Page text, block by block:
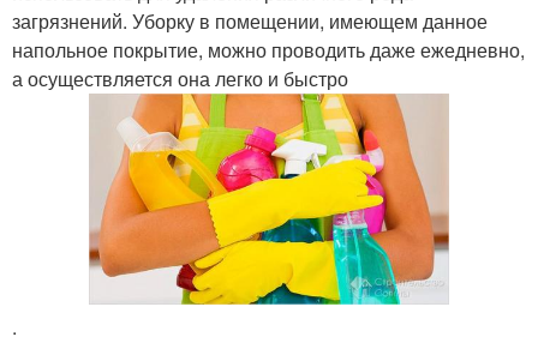
загрязнений. Уборку в помещении, имеющем данное
напольное покрытие, можно проводить даже ежедневно,
а осуществляется она легко и быстро
.